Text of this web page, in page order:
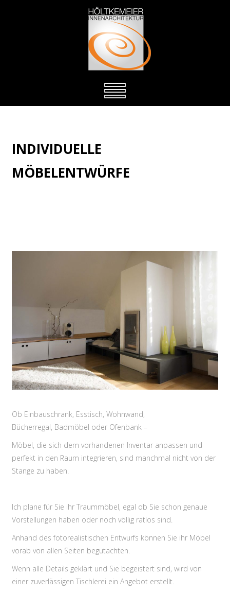
INDIVIDUELLE
MÖBELENTWÜRFE
Ob Einbauschrank, Esstisch, Wohnwand,
Bücherregal, Badmöbel oder Ofenbank –
Möbel, die sich dem vorhandenen Inventar anpassen und
perfekt in den Raum integrieren, sind manchmal nicht von der
Stange zu haben.
Ich plane für Sie ihr Traummöbel, egal ob Sie schon genaue
Vorstellungen haben oder noch völlig ratlos sind.
Anhand des fotorealistischen Entwurfs können Sie ihr Möbel
vorab von allen Seiten begutachten.
Wenn alle Details geklärt und Sie begeistert sind, wird von
einer zuverlässigen Tischlerei ein Angebot erstellt.